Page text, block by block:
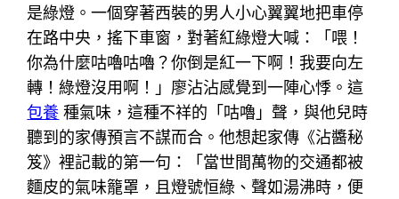
是綠燈。一個穿著西裝的男人小心翼翼地把車停
在路中央，搖下車窗，對著紅綠燈大喊：「喂！
你為什麼咕嚕咕嚕？你倒是紅一下啊！我要向左
轉！綠燈沒用啊！」廖沾沾感覺到一陣心悸。這
包養 種氣味，這種不祥的「咕嚕」聲，與他兒時
聽到的家傳預言不謀而合。他想起家傳《沾醬秘
笈》裡記載的第一句：「當世間萬物的交通都被
麵皮的氣味籠罩，且燈號恒綠、聲如湯沸時，便